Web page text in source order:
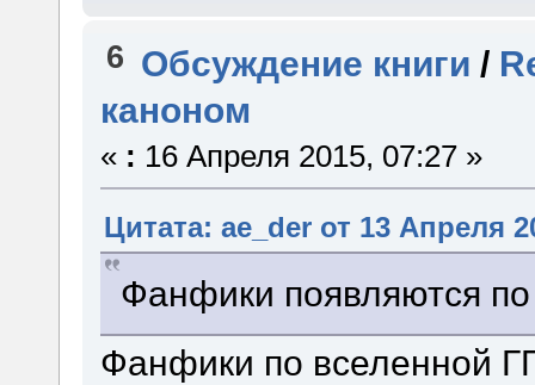
6 Обсуждение книги /
каноном
« : 16 Апреля 2015, 07:27 »
Цитата: ae_der от 13 Апреля
Фанфики появляются
Фанфики по вселенной